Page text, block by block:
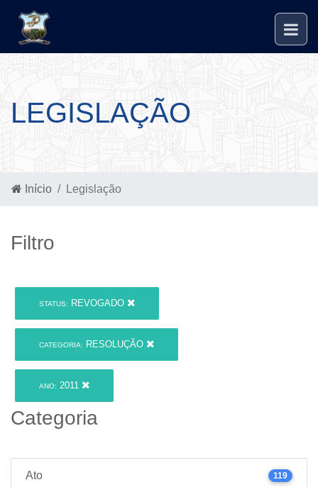
LEGISLAÇÃO
Início Legislação
Filtro
STATUS: REVOGADO
CATEGORIA: RESOLUÇÃO
ANO: 2011
Categoria
Ato 119